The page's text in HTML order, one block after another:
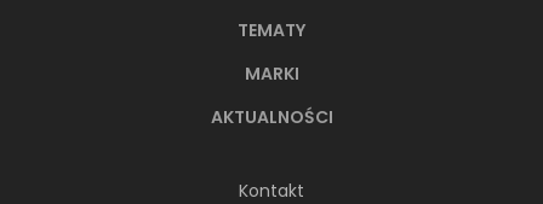
TEMATY
MARKI
AKTUALNOŚCI
Kontakt